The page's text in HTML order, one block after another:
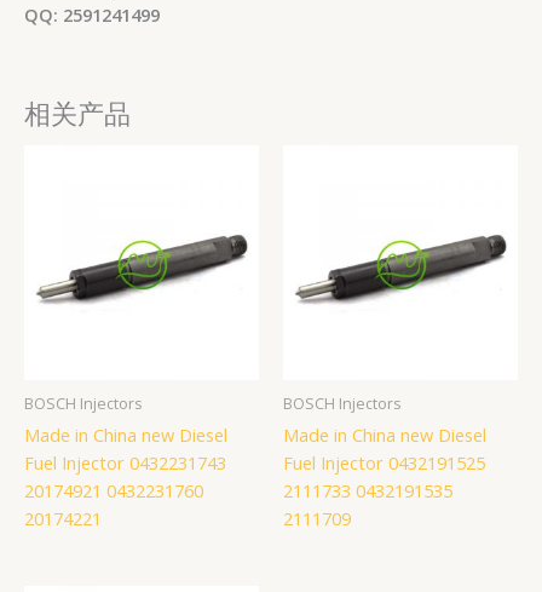
QQ: 2591241499
相关产品
BOSCH Injectors
Made in China new Diesel
Fuel Injector 0432231743
20174921 0432231760
20174221
BOSCH Injectors
Made in China new Diesel
Fuel Injector 0432191525
2111733 0432191535
2111709